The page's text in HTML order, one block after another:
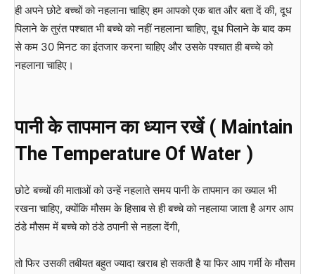
ही अपने छोटे बच्चों को नहलाना चाहिए हम आपको एक बात और बता दें की, दूध
पिलाने के तुरंत पश्चात भी बच्चे को नहीं नहलाना चाहिए, दूध पिलाने के बाद कम
से कम 30 मिनट का इंतजार करना चाहिए और उसके पश्चात ही बच्चे को
नहलाना चाहिए।
पानी के तापमान का ध्यान रखें ( Maintain
The Temperature Of Water )
छोटे बच्चों की माताओं को उन्हें नहलाते समय पानी के तापमान का ख्याल भी
रखना चाहिए, क्योंकि मौसम के हिसाब से ही बच्चे को नहलाया जाता है अगर आप
ठंडे मौसम में बच्चे को ठंडे ठपानी से नहला देंगी,
तो फिर उसकी तबीयत बहुत ज्यादा खराब हो सकती है या फिर आप गर्मी के मौसम